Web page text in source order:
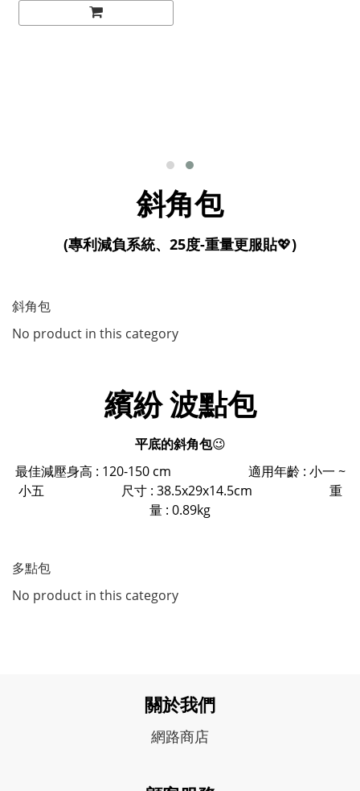
斜角包
(專利減負系統、25度-重量更服貼💖)
斜角包
No product in this category
繽紛 波點包
平底的斜角包😉
最佳減壓身高 : 120-150 cm 適用年齡 : 小一 ~
小五 尺寸 : 38.5x29x14.5cm 重
量 : 0.89kg
多點包
No product in this category
關於我們
網路商店